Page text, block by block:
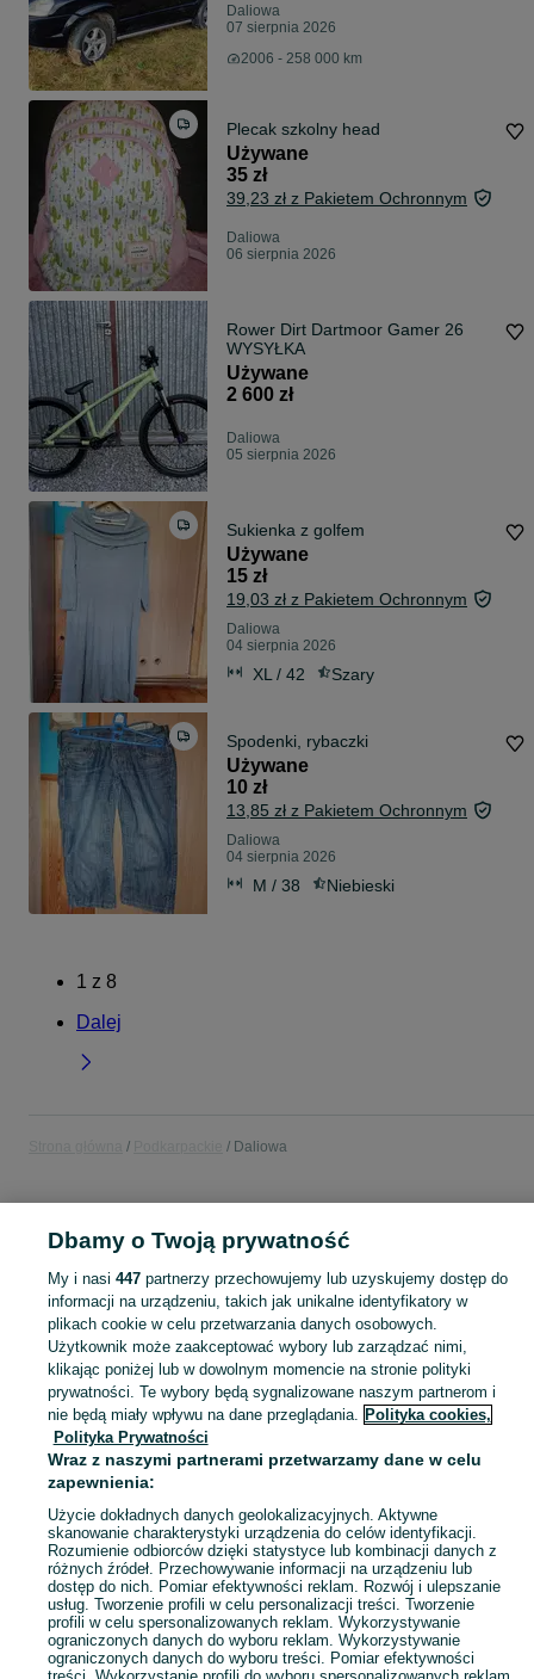
Daliowa
07 sierpnia 2026
2006 - 258 000 km
Plecak szkolny head
Używane
35 zł
39,23 zł z Pakietem Ochronnym
Daliowa
06 sierpnia 2026
Rower Dirt Dartmoor Gamer 26
WYSYŁKA
Używane
2 600 zł
Daliowa
05 sierpnia 2026
Sukienka z golfem
Używane
15 zł
19,03 zł z Pakietem Ochronnym
Daliowa
04 sierpnia 2026
XL / 42 Szary
Spodenki, rybaczki
Używane
10 zł
13,85 zł z Pakietem Ochronnym
Daliowa
04 sierpnia 2026
M / 38 Niebieski
1 z 8
Dalej
Daliowa
pralka
Skorzystaj z największego serwisu ogłoszeniowego - Daliowa i okolice! Kupuj to, czego pragniesz i sprzedawaj to, czego już nie potrzebujesz! Zobacz
Mapa kategorii
Mapa miejscowości
Mapa ministron
Popularne wyszukiwania
Dbamy o Twoją prywatność
My i nasi 447partnerzy przechowujemy lub uzyskujemy dostęp do
informacji na urządzeniu, takich jak unikalne identyfikatory w
plikach cookie w celu przetwarzania danych osobowych.
Użytkownik może zaakceptować wybory lub zarządzać nimi,
klikając poniżej lub w dowolnym momencie na stronie polityki
prywatności. Te wybory będą sygnalizowane naszym partnerom i
nie będą miały wpływu na dane przeglądania. Polityka cookies,
Polityka Prywatności
Wraz z naszymi partnerami przetwarzamy dane w celu
zapewnienia:
Użycie dokładnych danych geolokalizacyjnych. Aktywne
skanowanie charakterystyki urządzenia do celów identyfikacji.
Rozumienie odbiorców dzięki statystyce lub kombinacji danych z
różnych źródeł. Przechowywanie informacji na urządzeniu lub
dostęp do nich. Pomiar efektywności reklam. Rozwój i ulepszanie
usług. Tworzenie profili w celu personalizacji treści. Tworzenie
profili w celu spersonalizowanych reklam. Wykorzystywanie
ograniczonych danych do wyboru reklam. Wykorzystywanie
ograniczonych danych do wyboru treści. Pomiar efektywności